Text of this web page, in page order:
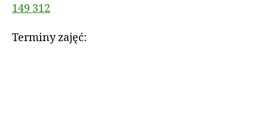
149 312
Terminy zajęć: